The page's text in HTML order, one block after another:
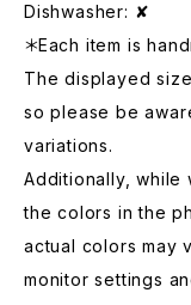
Dishwasher: ✘
＊Each item is
The displayed
so please be
variations.
Additionally, while
the colors in the
actual colors may
monitor settings